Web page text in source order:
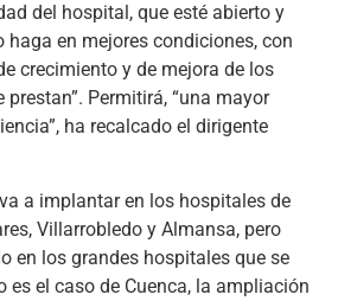
del hospital, que esté abierto y
en mejores condiciones, con
crecimiento y de mejora de los
prestan”. Permitirá, “una mayor
ha recalcado el dirigente
a implantar en los hospitales de
Villarrobledo y Almansa, pero
en los grandes hospitales que se
es el caso de Cuenca, la ampliación